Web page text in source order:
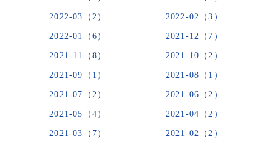
2022-03（2） 2022-02（3）
2022-01（6） 2021-12（7）
2021-11（8） 2021-10（2）
2021-09（1） 2021-08（1）
2021-07（2） 2021-06（2）
2021-05（4） 2021-04（2）
2021-03（7） 2021-02（2）